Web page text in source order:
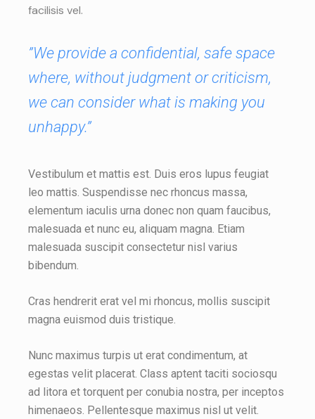
facilisis vel.
”We provide a confidential, safe space
where, without judgment or criticism,
we can consider what is making you
unhappy.”
Vestibulum et mattis est. Duis eros lupus feugiat
leo mattis. Suspendisse nec rhoncus massa,
elementum iaculis urna donec non quam faucibus,
malesuada et nunc eu, aliquam magna. Etiam
malesuada suscipit consectetur nisl varius
bibendum.
Cras hendrerit erat vel mi rhoncus, mollis suscipit
magna euismod duis tristique.
Nunc maximus turpis ut erat condimentum, at
egestas velit placerat. Class aptent taciti sociosqu
ad litora et torquent per conubia nostra, per inceptos
himenaeos. Pellentesque maximus nisl ut velit.